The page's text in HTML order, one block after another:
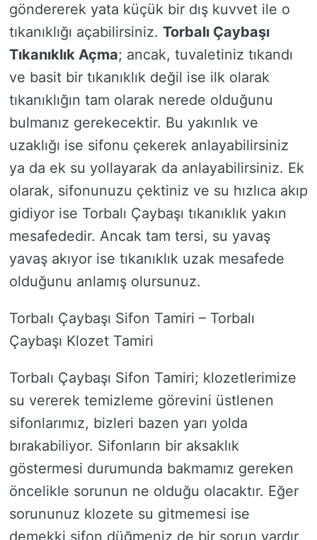
göndererek yata küçük bir dış kuvvet ile o
tıkanıklığı açabilirsiniz. Torbalı Çaybaşı
Tıkanıklık Açma; ancak, tuvaletiniz tıkandı
ve basit bir tıkanıklık değil ise ilk olarak
tıkanıklığın tam olarak nerede olduğunu
bulmanız gerekecektir. Bu yakınlık ve
uzaklığı ise sifonu çekerek anlayabilirsiniz
ya da ek su yollayarak da anlayabilirsiniz. Ek
olarak, sifonunuzu çektiniz ve su hızlıca akıp
gidiyor ise Torbalı Çaybaşı tıkanıklık yakın
mesafededir. Ancak tam tersi, su yavaş
yavaş akıyor ise tıkanıklık uzak mesafede
olduğunu anlamış olursunuz.
Torbalı Çaybaşı Sifon Tamiri – Torbalı
Çaybaşı Klozet Tamiri
Torbalı Çaybaşı Sifon Tamiri; klozetlerimize
su vererek temizleme görevini üstlenen
sifonlarımız, bizleri bazen yarı yolda
bırakabiliyor. Sifonların bir aksaklık
göstermesi durumunda bakmamız gereken
öncelikle sorunun ne olduğu olacaktır. Eğer
sorununuz klozete su gitmemesi ise
demekki sifon düğmeniz de bir sorun vardır.